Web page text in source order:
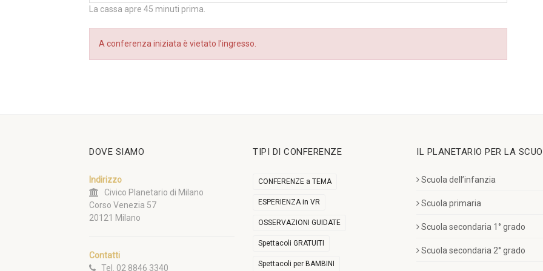
La cassa apre 45 minuti prima.
A conferenza iniziata è vietato l’ingresso.
DOVE SIAMO
Indirizzo
Civico Planetario di Milano
Corso Venezia 57
20121 Milano
Contatti
Tel. 02 8846 3340
TIPI DI CONFERENZE
CONFERENZE a TEMA
ESPERIENZA in VR
OSSERVAZIONI GUIDATE
Spettacoli GRATUITI
Spettacoli per BAMBINI
IL PLANETARIO PER LA
Scuola dell’infanzia
Scuola primaria
Scuola secondaria 1° grado
Scuola secondaria 2° grado